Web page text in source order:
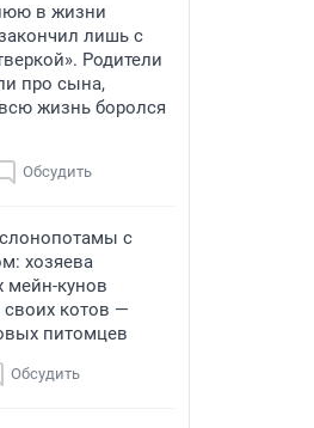
в жизни
лишь с
Родители
про сына,
жизнь боролся
Обсудить
с
хозяева
мейн-кунов
своих котов —
питомцев
Обсудить